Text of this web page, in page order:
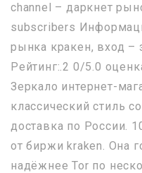
channel – даркнет
subscribers
рынка кракен, вход –
Рейтинг:.2 0/5.0
Зеркало интернет-
классический стиль
доставка по России.
от биржи kraken. Она
надёжнее Tor по